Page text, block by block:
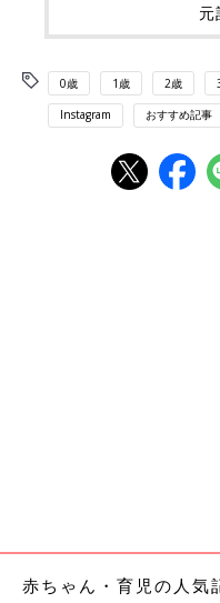
元
0歳 1歳 2歳
Instagram おすすめ記事
赤ちゃん・育児の人気